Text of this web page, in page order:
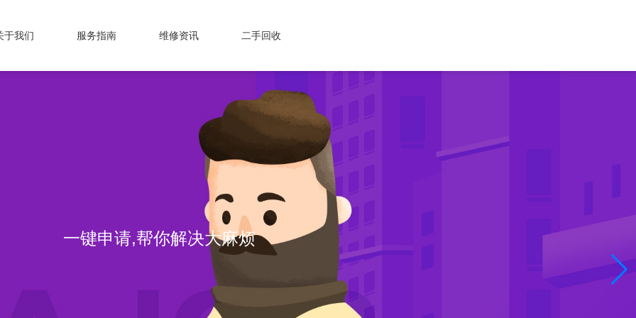
于我们 服务指南 维修资讯 二手回收
一键申请,帮你解决大麻烦